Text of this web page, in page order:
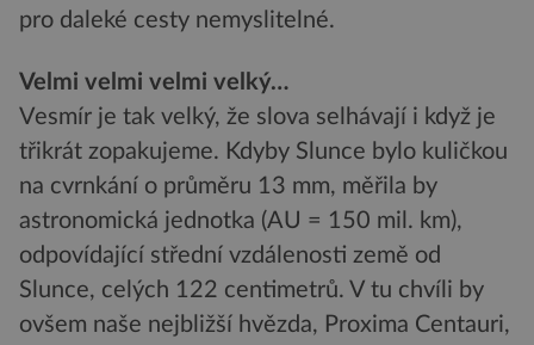
pro daleké cesty nemyslitelné.
Velmi velmi velmi velký…
Vesmír je tak velký, že slova selhávají i když je
třikrát zopakujeme. Kdyby Slunce bylo kuličkou
na cvrnkání o průměru 13 mm, měřila by
astronomická jednotka (AU = 150 mil. km),
odpovídající střední vzdálenosti země od
Slunce, celých 122 centimetrů. V tu chvíli by
ovšem naše nejbližší hvězda, Proxima Centauri,